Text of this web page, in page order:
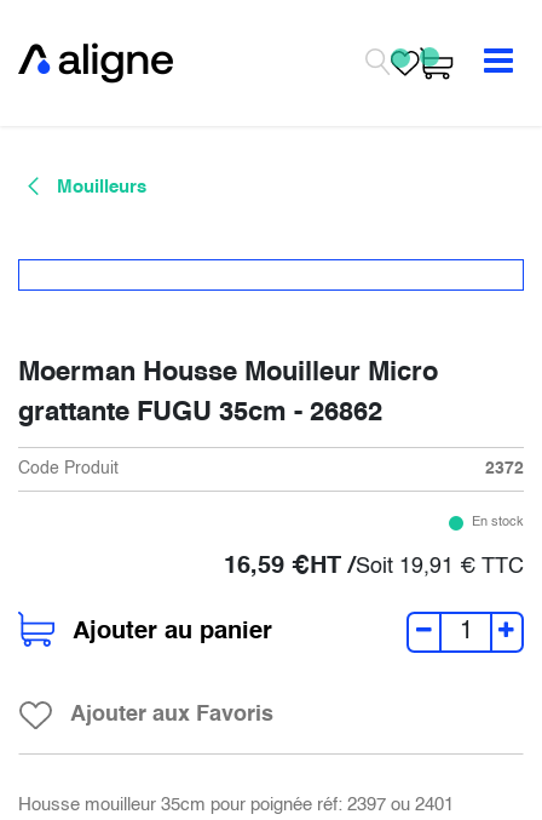
Mouilleurs
Moerman Housse Mouilleur Micro
grattante FUGU 35cm - 26862
Code Produit 2372
En stock
16,59 €HT /Soit 19,91 € TTC
Ajouter au panier
Ajouter aux Favoris
Housse mouilleur 35cm pour poignée réf: 2397 ou 2401